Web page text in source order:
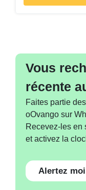
Vous
récente
Faites partie
oOvango sur
Recevez-les en
et activez la
Alertez